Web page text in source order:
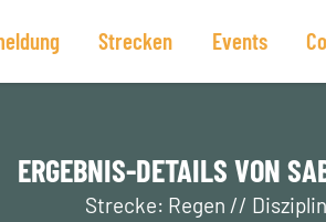
Strecken Events
ERGEBNIS-DETAILS VON
Strecke: Regen //